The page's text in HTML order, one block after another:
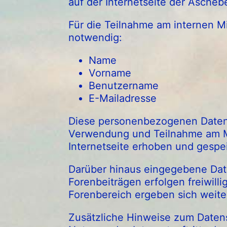
Für die Teilnahme am internen
notwendig:
Name
Vorname
Benutzername
E-Mailadresse
Diese personenbezogenen
Verwendung und Teilnahme am
Internetseite erhoben und
Darüber hinaus eingegebene
Forenbeiträgen erfolgen
Forenbereich ergeben sich
Zusätzliche Hinweise zum